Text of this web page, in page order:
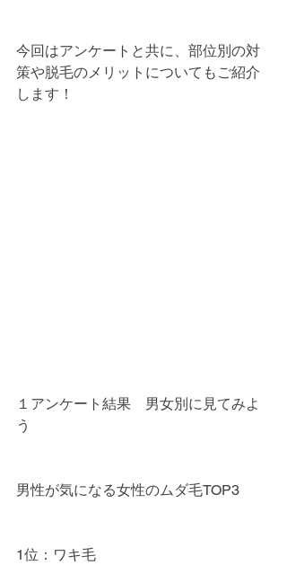
今回はアンケートと共に、部位別の対
策や脱毛のメリットについてもご紹介
します！
１アンケート結果　男女別に見てみよ
う
男性が気になる女性のムダ毛TOP3
1位：ワキ毛